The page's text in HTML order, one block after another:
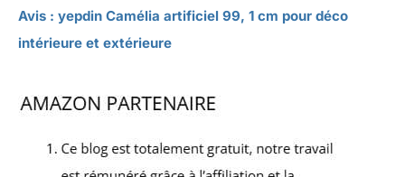
Avis : yepdin Camélia artificiel 99, 1 cm pour déco
intérieure et extérieure